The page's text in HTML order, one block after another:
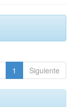
1 Siguiente